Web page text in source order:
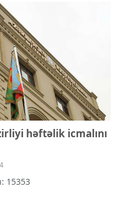
həftəlik icmalını
15353